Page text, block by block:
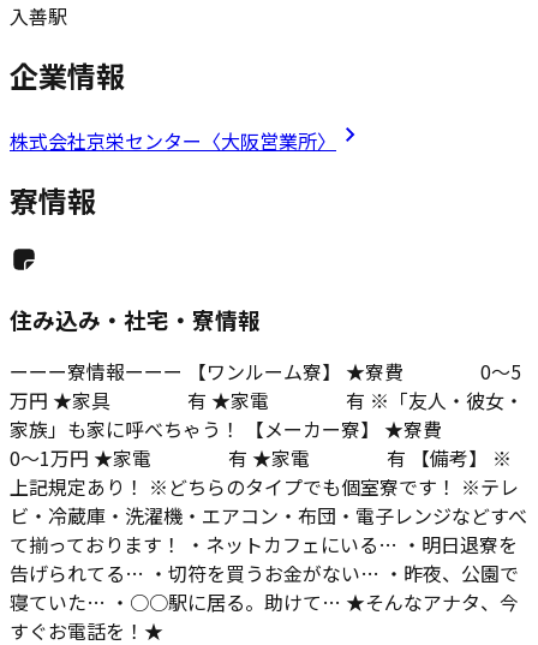
入善駅
企業情報
株式会社京栄センター〈大阪営業所〉
寮情報
住み込み・社宅・寮情報
ーーー寮情報ーーー 【ワンルーム寮】 ★寮費 0～5
万円 ★家具 有 ★家電 有 ※「友人・彼女・
家族」も家に呼べちゃう！ 【メーカー寮】 ★寮費
0～1万円 ★家電 有 ★家電 有 【備考】 ※
上記規定あり！ ※どちらのタイプでも個室寮です！ ※テレ
ビ・冷蔵庫・洗濯機・エアコン・布団・電子レンジなどすべ
て揃っております！ ・ネットカフェにいる… ・明日退寮を
告げられてる… ・切符を買うお金がない… ・昨夜、公園で
寝ていた… ・○○駅に居る。助けて… ★そんなアナタ、今
すぐお電話を！★